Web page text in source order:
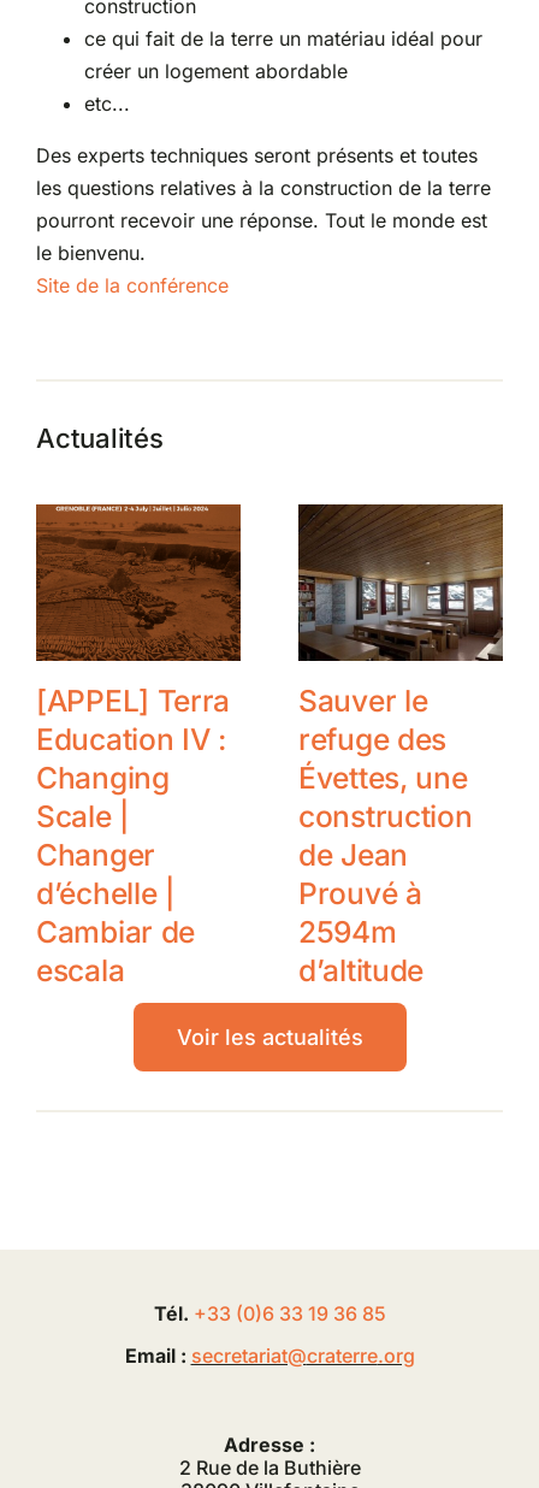
construction
ce qui fait de la terre un matériau idéal pour
créer un logement abordable
etc...
Des experts techniques seront présents et toutes
les questions relatives à la construction de la terre
pourront recevoir une réponse. Tout le monde est
le bienvenu.
Site de la conférence
Actualités
[APPEL] Terra
Education IV :
Changing
Scale |
Changer
d’échelle |
Cambiar de
escala
Sauver le
refuge des
Évettes, une
construction
de Jean
Prouvé à
2594m
d’altitude
Voir les actualités
Tél. +33 (0)6 33 19 36 85
Email : secretariat@craterre.org
Adresse :
2 Rue de la Buthière